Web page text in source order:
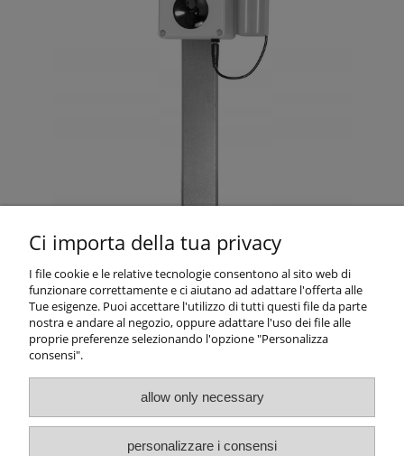
Info e Condizioni
Altre Informazioni
Ci importa della tua privacy
I file cookie e le relative tecnologie consentono al sito web di
funzionare correttamente e ci aiutano ad adattare l'offerta alle
Tue esigenze. Puoi accettare l'utilizzo di tutti questi file da parte
nostra e andare al negozio, oppure adattare l'uso dei file alle
proprie preferenze selezionando l'opzione "Personalizza
consensi".
allow only necessary
personalizzare i consensi